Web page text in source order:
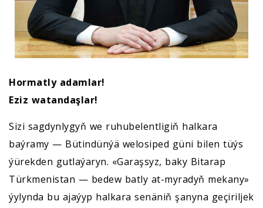
Hormatly adamlar!
Eziz watandaşlar!
Sizi sagdynlygyň we ruhubelentligiň halkara
baýramy — Bütindünýä welosiped güni bilen tüýs
ýürekden gutlaýaryn. «Garaşsyz, baky Bitarap
Türkmenistan — bedew batly at-myradyň mekany»
ýylynda bu ajaýyp halkara senäniň şanyna geçiriljek